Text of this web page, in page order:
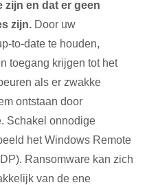
zijn en dat er geen
zijn. Door uw
to-date te houden,
toegang krijgen tot het
als er zwakke
ontstaan door
Schakel onnodige
het Windows Remote
Ransomware kan zich
van de ene